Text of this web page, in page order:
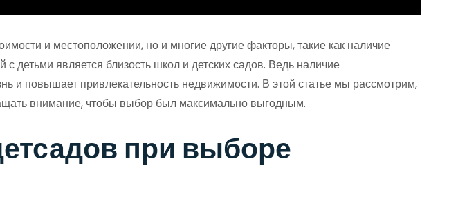
и местоположении, но и многие другие факторы, такие как наличие
детьми является близость школ и детских садов. Ведь наличие
и повышает привлекательность недвижимости. В этой статье мы рассмотрим,
внимание, чтобы выбор был максимально выгодным.
при выборе